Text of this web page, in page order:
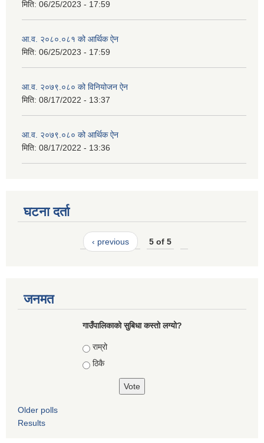
मिति: 06/25/2023 - 17:59
आ.व. २०८०.०८१ को आर्थिक ऐन
मिति: 06/25/2023 - 17:59
आ.व. २०७९.०८० को विनियोजन ऐन
मिति: 08/17/2022 - 13:37
आ.व. २०७९.०८० को आर्थिक ऐन
मिति: 08/17/2022 - 13:36
घटना दर्ता
‹ previous 5 of 5
जनमत
गाउँपालिकाको सुबिधा कस्तो लग्यो?
Choices
राम्रो
ठिकै
Older polls
Results